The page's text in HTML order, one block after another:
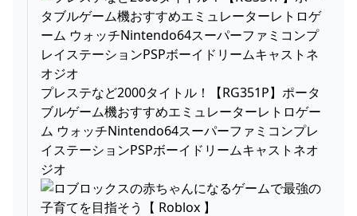
プレステなど2000タイトル！【RG351P】ポータ
ブルゲーム機おすすめエミュレーターレトロゲー
ム ウォッチNintendo64スーパーファミコンプレ
イステーションPSPボーイドリームキャストネオ
ジオ